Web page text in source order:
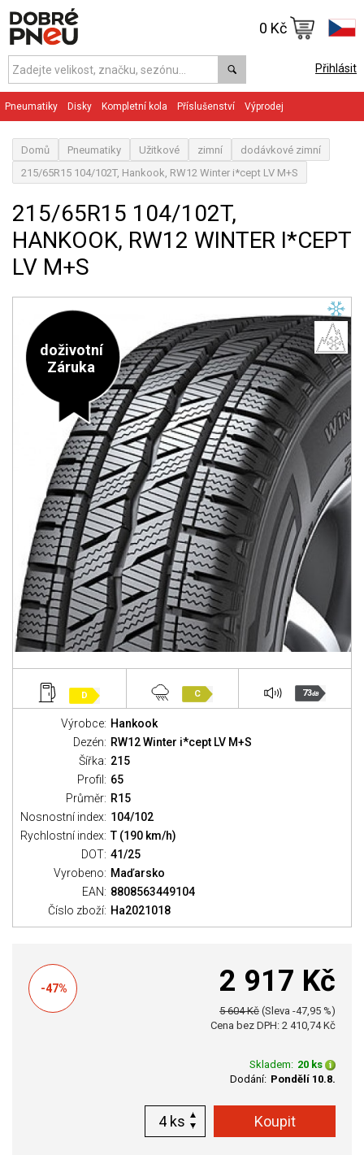
Přihlásit
0 Kč
Pneumatiky Disky Kompletní kola Příslušenství Výprodej
Domů Pneumatiky Užitkové zimní
dodávkové zimní
215/65R15 104/102T, Hankook, RW12 Winter i*cept LV M+S
215/65R15 104/102T,
HANKOOK, RW12 WINTER I*CEPT
LV M+S
doživotní
Záruka
D C 73dB
Výrobce: Hankook
Dezén: RW12 Winter i*cept LV M+S
Šířka: 215
Profil: 65
Průměr: R15
Nosnostní index: 104/102
Rychlostní index: T (190 km/h)
DOT: 41/25
Vyrobeno: Maďarsko
EAN: 8808563449104
Číslo zboží: Ha2021018
-47% 2 917 Kč
5 604 Kč (Sleva -47,95 %)
Cena bez DPH: 2 410,74 Kč
Skladem: 20 ks
Dodání: Pondělí 10.8.
ks